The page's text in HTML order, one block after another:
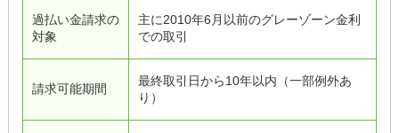
過払い金請求の
対象
主に2010年6月以前のグレーゾーン金利
での取引
請求可能期間
最終取引日から10年以内（一部例外あ
り）